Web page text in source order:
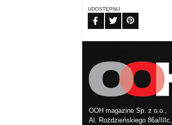
UDOSTĘPNIJ
OOH magazine Sp. z o.o.,
Al. Roździeńskiego 86a/IIIc,